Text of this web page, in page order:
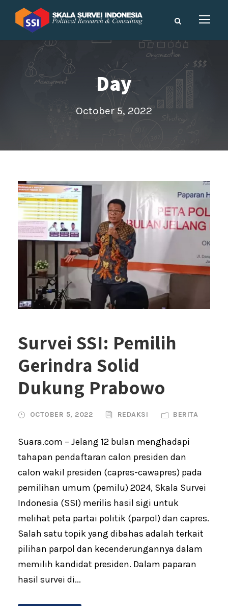
Day
October 5, 2022
Survei SSI: Pemilih
Gerindra Solid
Dukung Prabowo
OCTOBER 5, 2022 REDAKSI BERITA
Suara.com – Jelang 12 bulan menghadapi
tahapan pendaftaran calon presiden dan
calon wakil presiden (capres-cawapres) pada
pemilihan umum (pemilu) 2024, Skala Survei
Indonesia (SSI) merilis hasil sigi untuk
melihat peta partai politik (parpol) dan capres.
Salah satu topik yang dibahas adalah terkait
pilihan parpol dan kecenderungannya dalam
memilih kandidat presiden. Dalam paparan
hasil survei di...